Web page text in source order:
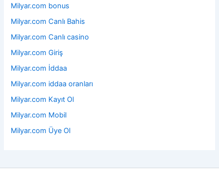
Milyar.com bonus
Milyar.com Canlı Bahis
Milyar.com Canlı casino
Milyar.com Giriş
Milyar.com İddaa
Milyar.com iddaa oranları
Milyar.com Kayıt Ol
Milyar.com Mobil
Milyar.com Üye Ol